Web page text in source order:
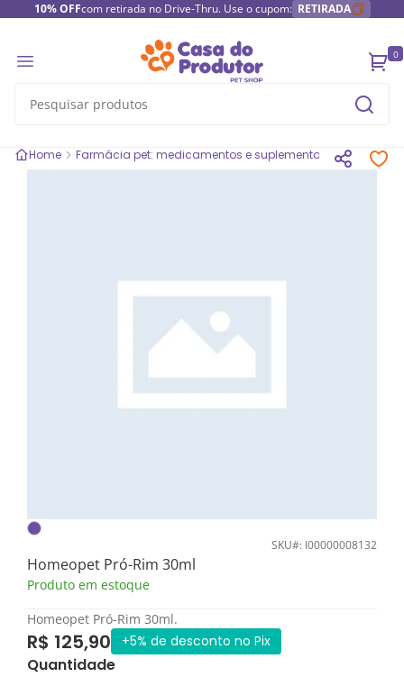
10% OFFcom retirada no Drive-Thru. Use o cupom: RETIRADA
0
Home Farmácia pet: medicamentos e suplementos
SKU#: I00000008132
Homeopet Pró-Rim 30ml
Produto em estoque
Homeopet Pró-Rim 30ml.
R$ 125,90 +5% de desconto no Pix
Quantidade